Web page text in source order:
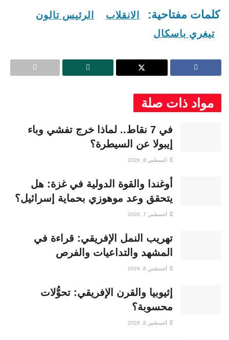
كلمات مفتاحية: الانقلاب
الرئيس تالون
تيغري باسكال
مواد ذات صلة
في 7 نقاط.. لماذا خرج تفشي وباء
إيبولا عن السيطرة؟
أغسطس 8, 2026
أوغندا والقوة الدولية في غزة: هل
يتحقق وعد موهوزي بحماية إسرائيل؟
أغسطس 7, 2026
تهريب النمل الإفريقي: قراءة في
المشهد والتداعيات والفرص
أغسطس 6, 2026
إثيوبيا والقرن الإفريقي: تحوُّلات
محسوبة؟
أغسطس 6, 2026